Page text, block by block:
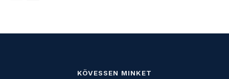
KÖVESSEN MINKET